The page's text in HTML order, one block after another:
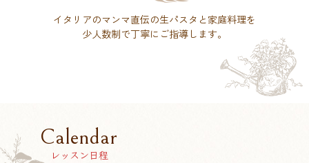
イタリアのマンマ直伝の生パスタと家庭料理を
少人数制で丁寧にご指導します。
Calendar
レッスン日程